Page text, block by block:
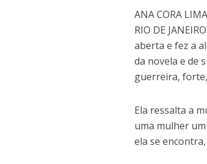
ANA CORA LIMA
RIO DE
aberta e fez a
da novela e de
guerreira,
Ela ressalta a
uma mulher
ela se